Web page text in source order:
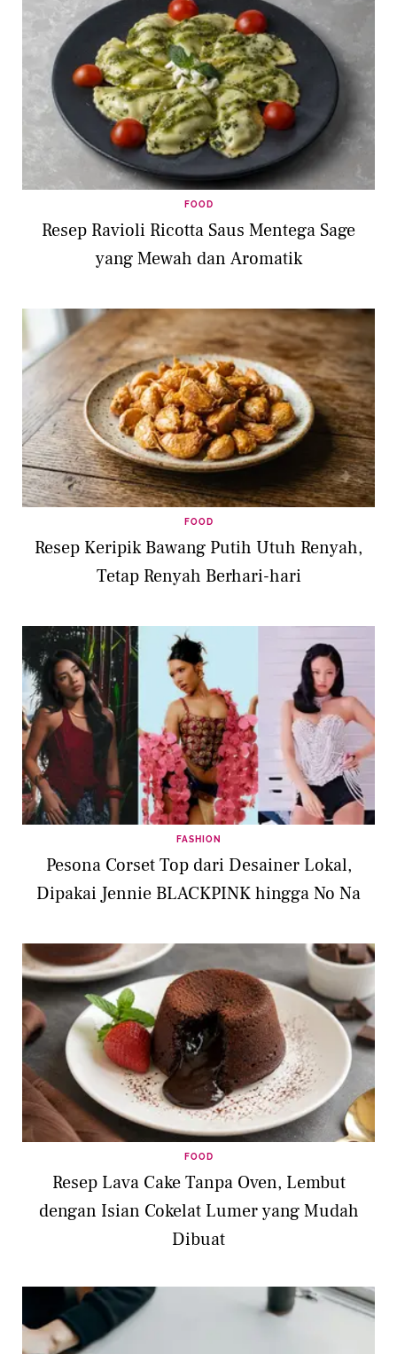
FOOD
Resep Ravioli Ricotta Saus Mentega Sage
yang Mewah dan Aromatik
FOOD
Resep Keripik Bawang Putih Utuh Renyah,
Tetap Renyah Berhari-hari
FASHION
Pesona Corset Top dari Desainer Lokal,
Dipakai Jennie BLACKPINK hingga No Na
FOOD
Resep Lava Cake Tanpa Oven, Lembut
dengan Isian Cokelat Lumer yang Mudah
Dibuat